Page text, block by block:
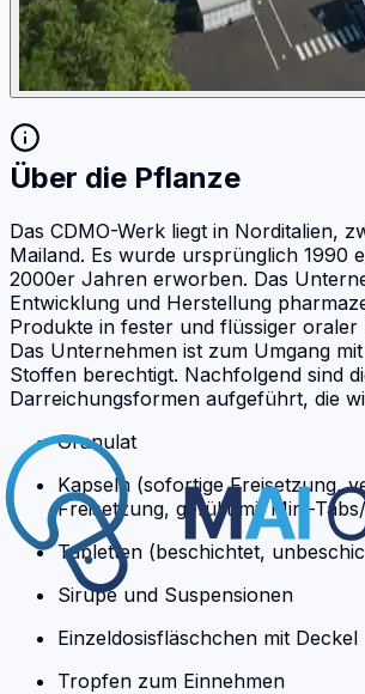
Über die Pflanze
Das CDMO-Werk liegt in Norditalien,
Mailand. Es wurde ursprünglich 1990
2000er Jahren erworben. Das
Entwicklung und Herstellung
Produkte in fester und flüssiger oraler
Das Unternehmen ist zum Umgang
Stoffen berechtigt. Nachfolgend sind
Darreichungsformen aufgeführt, die
Granulat
Kapseln (sofortige Freisetzung,
Freisetzung, gefüllt mit Mini-
Tabletten (beschichtet,
Sirupe und Suspensionen
Einzeldosisfläschchen mit Deckel
Tropfen zum Einnehmen